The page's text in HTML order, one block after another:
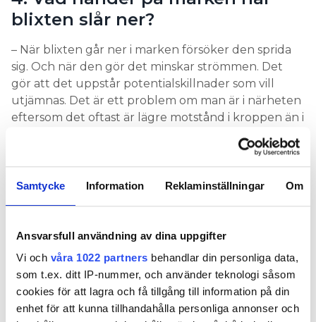
Samtycke Information Reklaminställningar Om
Ansvarsfull användning av dina uppgifter
Vi och våra 1022 partners behandlar din personliga data,
som t.ex. ditt IP-nummer, och använder teknologi såsom
cookies för att lagra och få tillgång till information på din
enhet för att kunna tillhandahålla personliga annonser och
blixten slår ner?
– När blixten går ner i marken försöker den sprida
sig. Och när den gör det minskar strömmen. Det
gör att det uppstår potentialskillnader som vill
utjämnas. Det är ett problem om man är i närheten
eftersom det oftast är lägre motstånd i kroppen än i
ännu större problem eftersom det kan vara stor
strömmen utjämna sig genom kroppen.
Vid sidan av att strömmen leds genom marken
kommer det starka magnetfältet som bildas också
att inducera spänningar. Det gör att skador från
blixtnedslag ofta kan drabba elanläggningar och